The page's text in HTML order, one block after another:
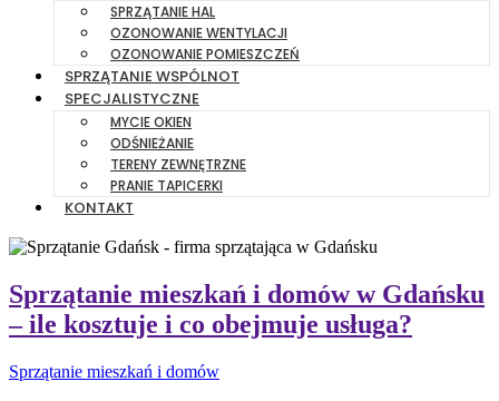
SPRZĄTANIE HAL
OZONOWANIE WENTYLACJI
OZONOWANIE POMIESZCZEŃ
SPRZĄTANIE WSPÓLNOT
SPECJALISTYCZNE
MYCIE OKIEN
ODŚNIEŻANIE
TERENY ZEWNĘTRZNE
PRANIE TAPICERKI
KONTAKT
Sprzątanie mieszkań i domów w Gdańsku
– ile kosztuje i co obejmuje usługa?
Sprzątanie mieszkań i domów